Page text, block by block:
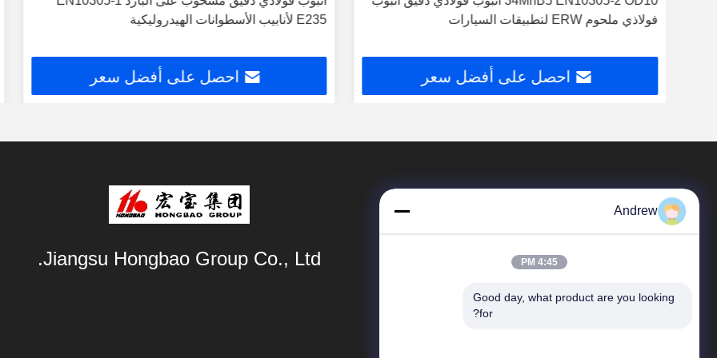
فولاذي ملحوم ERW لتطبيقات السيارات
احصل على أفضل سعر
E235 لأنابيب الأسطوانات الهيدروليكية
احصل على أفضل سعر
Jiangsu Hongbao Group Co., Ltd.
المنتجات
Andrew
4:45 PM
Good day, what product are you looking
for?